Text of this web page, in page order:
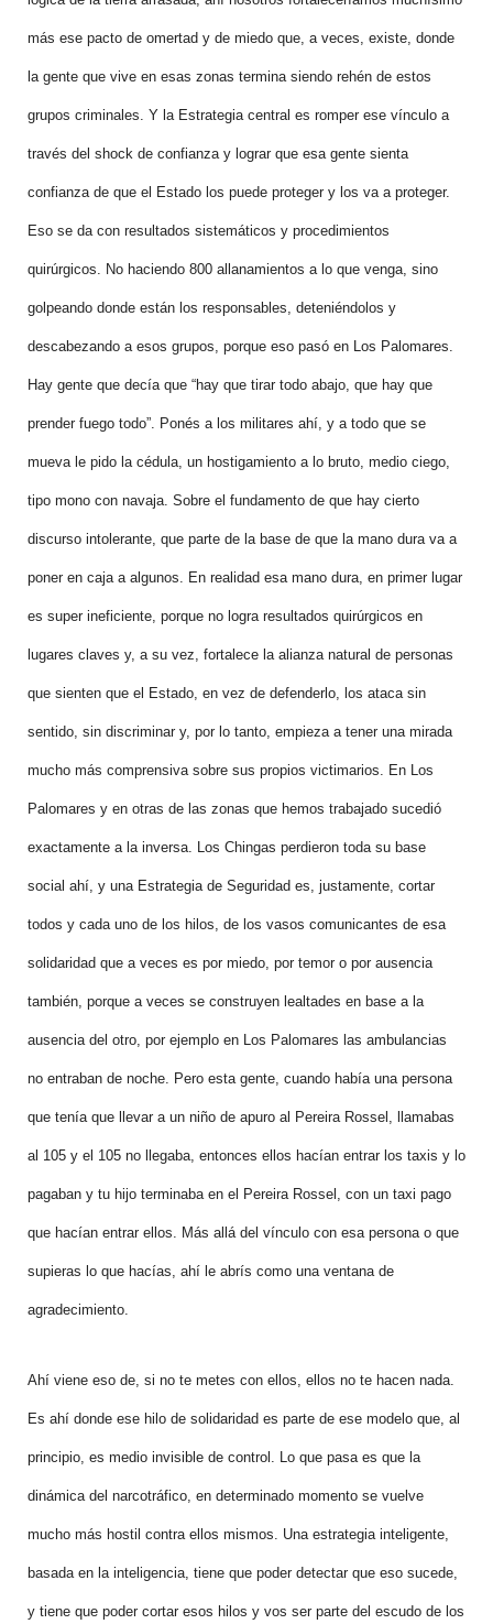
más ese pacto de omertad y de miedo que, a veces, existe, donde
la gente que vive en esas zonas termina siendo rehén de estos
grupos criminales. Y la Estrategia central es romper ese vínculo a
través del shock de confianza y lograr que esa gente sienta
confianza de que el Estado los puede proteger y los va a proteger.
Eso se da con resultados sistemáticos y procedimientos
quirúrgicos. No haciendo 800 allanamientos a lo que venga, sino
golpeando donde están los responsables, deteniéndolos y
descabezando a esos grupos, porque eso pasó en Los Palomares.
Hay gente que decía que “hay que tirar todo abajo, que hay que
prender fuego todo”. Ponés a los militares ahí, y a todo que se
mueva le pido la cédula, un hostigamiento a lo bruto, medio ciego,
tipo mono con navaja. Sobre el fundamento de que hay cierto
discurso intolerante, que parte de la base de que la mano dura va a
poner en caja a algunos. En realidad esa mano dura, en primer lugar
es super ineficiente, porque no logra resultados quirúrgicos en
lugares claves y, a su vez, fortalece la alianza natural de personas
que sienten que el Estado, en vez de defenderlo, los ataca sin
sentido, sin discriminar y, por lo tanto, empieza a tener una mirada
mucho más comprensiva sobre sus propios victimarios. En Los
Palomares y en otras de las zonas que hemos trabajado sucedió
exactamente a la inversa. Los Chingas perdieron toda su base
social ahí, y una Estrategia de Seguridad es, justamente, cortar
todos y cada uno de los hilos, de los vasos comunicantes de esa
solidaridad que a veces es por miedo, por temor o por ausencia
también, porque a veces se construyen lealtades en base a la
ausencia del otro, por ejemplo en Los Palomares las ambulancias
no entraban de noche. Pero esta gente, cuando había una persona
que tenía que llevar a un niño de apuro al Pereira Rossel, llamabas
al 105 y el 105 no llegaba, entonces ellos hacían entrar los taxis y lo
pagaban y tu hijo terminaba en el Pereira Rossel, con un taxi pago
que hacían entrar ellos. Más allá del vínculo con esa persona o que
supieras lo que hacías, ahí le abrís como una ventana de
agradecimiento.
Ahí viene eso de, si no te metes con ellos, ellos no te hacen nada.
Es ahí donde ese hilo de solidaridad es parte de ese modelo que, al
principio, es medio invisible de control. Lo que pasa es que la
dinámica del narcotráfico, en determinado momento se vuelve
mucho más hostil contra ellos mismos. Una estrategia inteligente,
basada en la inteligencia, tiene que poder detectar que eso sucede,
y tiene que poder cortar esos hilos y vos ser parte del escudo de los